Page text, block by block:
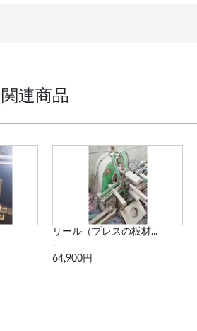
関連商品
リール（プレスの板材...
-
64,900円